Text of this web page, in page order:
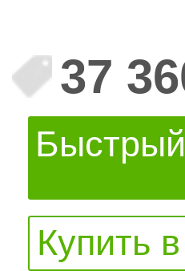
37
Купить